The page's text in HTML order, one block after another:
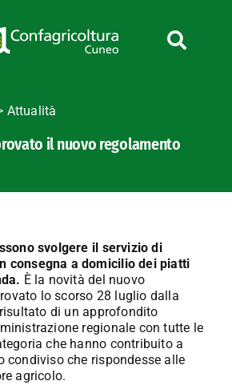
Attualità
il nuovo regolamento
svolgere il servizio di
consegna a domicilio dei piatti
È la novità del nuovo
lo scorso 28 luglio dalla
di un approfondito
regionale con tutte le
che hanno contribuito a
condiviso che rispondesse alle
agricolo.